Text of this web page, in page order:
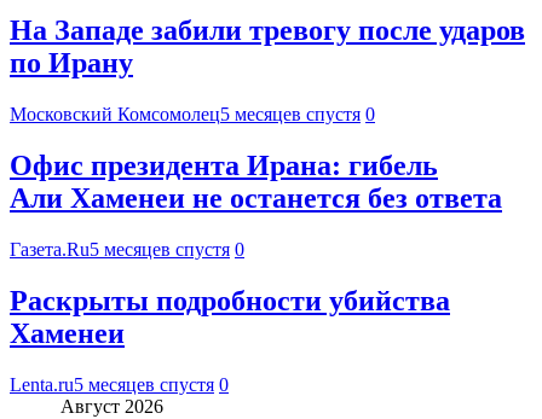
На Западе забили тревогу после ударов
по Ирану
Московский Комсомолец5 месяцев спустя 0
Офис президента Ирана: гибель
Али Хаменеи не останется без ответа
Газета.Ru5 месяцев спустя 0
Раскрыты подробности убийства
Хаменеи
Lenta.ru5 месяцев спустя 0
Август 2026